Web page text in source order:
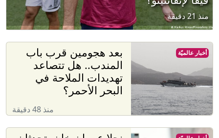
منذ 21 دقيقة
بعد هجومين قرب باب
المندب.. هل تتصاعد
تهديدات الملاحة في
البحر الأحمر؟
منذ 48 دقيقة
أخبار عالميّة